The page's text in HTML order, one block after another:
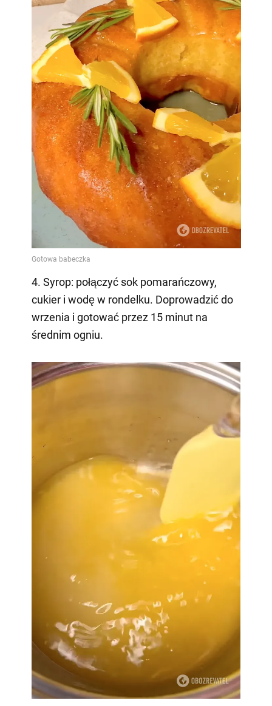
4. Syrop: połączyć sok pomarańczowy,
cukier i wodę w rondelku. Doprowadzić do
wrzenia i gotować przez 15 minut na
średnim ogniu.